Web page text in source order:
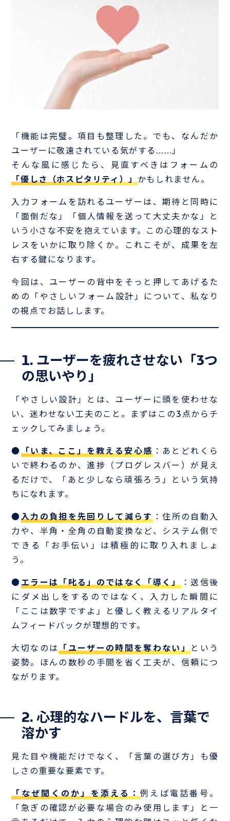
03-3839-0888
「機能は完璧。項目も整理した。でも、なんだか
ユーザーに敬遠されている気がする……」
そんな風に感じたら、見直すべきはフォームの
「優しさ（ホスピタリティ）」かもしれません。
入力フォームを訪れるユーザーは、期待と同時に
「面倒だな」「個人情報を送って大丈夫かな」と
いう小さな不安を抱えています。この心理的なスト
レスをいかに取り除くか。これこそが、成果を左
右する鍵になります。
今回は、ユーザーの背中をそっと押してあげるた
めの「やさしいフォーム設計」について、私なり
の視点でお話しします。
1. ユーザーを疲れさせない「3つ
の思いやり」
「やさしい設計」とは、ユーザーに頭を使わせな
い、迷わせない工夫のこと。まずはこの3点からチ
ェックしてみましょう。
●「いま、ここ」を教える安心感：あとどれくら
いで終わるのか、進捗（プログレスバー）が見え
るだけで、「あと少しなら頑張ろう」という気持
ちになれます。
●入力の負担を先回りして減らす：住所の自動入
力や、半角・全角の自動変換など、システム側で
できる「お手伝い」は積極的に取り入れましょ
う。
●エラーは「叱る」のではなく「導く」：送信後
にダメ出しをするのではなく、入力した瞬間に
「ここは数字ですよ」と優しく教えるリアルタイ
ムフィードバックが理想的です。
大切なのは「ユーザーの時間を奪わない」という
姿勢。ほんの数秒の手間を省く工夫が、信頼につ
ながります。
2. 心理的なハードルを、言葉で
溶かす
見た目や機能だけでなく、「言葉の選び方」も優
しさの重要な要素です。
「なぜ聞くのか」を添える：例えば電話番号。
「急ぎの確認が必要な場合のみ使用します」と一